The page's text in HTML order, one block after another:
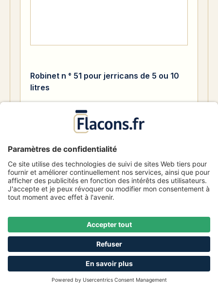
145 Disponible
Robinet n ° 51 pour jerricans de 5 ou 10
litres
Numéro d'article 1002922
De4,29 €